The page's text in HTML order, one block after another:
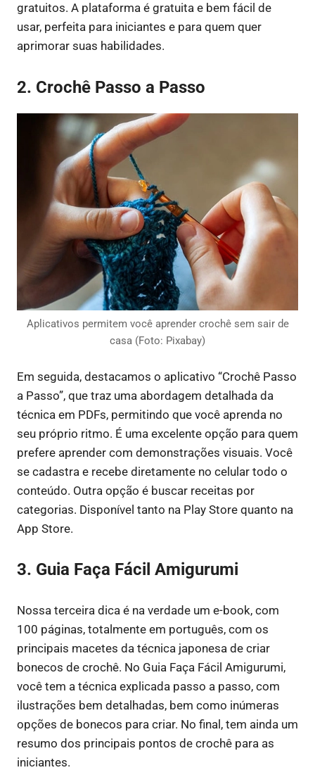
gratuitos. A plataforma é gratuita e bem fácil de
usar, perfeita para iniciantes e para quem quer
aprimorar suas habilidades.
2. Crochê Passo a Passo
Aplicativos permitem você aprender crochê sem sair de
casa (Foto: Pixabay)
Em seguida, destacamos o aplicativo “Crochê Passo
a Passo”, que traz uma abordagem detalhada da
técnica em PDFs, permitindo que você aprenda no
seu próprio ritmo. É uma excelente opção para quem
prefere aprender com demonstrações visuais. Você
se cadastra e recebe diretamente no celular todo o
conteúdo. Outra opção é buscar receitas por
categorias. Disponível tanto na Play Store quanto na
App Store.
3. Guia Faça Fácil Amigurumi
Nossa terceira dica é na verdade um e-book, com
100 páginas, totalmente em português, com os
principais macetes da técnica japonesa de criar
bonecos de crochê. No Guia Faça Fácil Amigurumi,
você tem a técnica explicada passo a passo, com
ilustrações bem detalhadas, bem como inúmeras
opções de bonecos para criar. No final, tem ainda um
resumo dos principais pontos de crochê para as
iniciantes.